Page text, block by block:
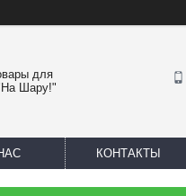
для
Шару!"
КОНТАКТЫ